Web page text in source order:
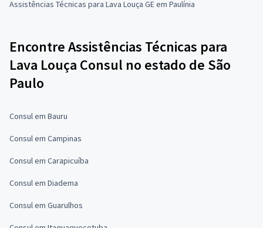
Assistências Técnicas para Lava Louça GE em Paulínia
Encontre Assistências Técnicas para
Lava Louça Consul no estado de São
Paulo
Consul em Bauru
Consul em Campinas
Consul em Carapicuíba
Consul em Diadema
Consul em Guarulhos